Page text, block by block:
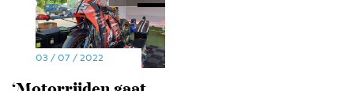
03 / 07 / 2022